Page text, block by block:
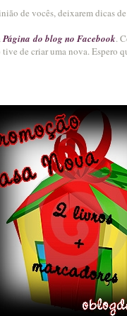
de vocês, deixarem dicas
Página do blog no Facebook.
de criar uma nova. Espero